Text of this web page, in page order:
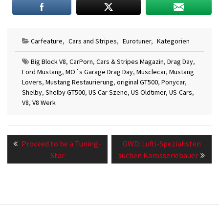
Carfeature, Cars and Stripes, Eurotuner, Kategorien
Big Block V8, CarPorn, Cars & Stripes Magazin, Drag Day,
Ford Mustang, MO´s Garage Drag Day, Musclecar, Mustang
Lovers, Mustang Restaurierung, original GT500, Ponycar,
Shelby, Shelby GT500, US Car Szene, US Oldtimer, US-Cars,
V8, V8 Werk
Previous
Proceed to be a Tuning-
Star
Next
post:
GWD: Lufti-Spezialisten
suchen Karosseriebauer